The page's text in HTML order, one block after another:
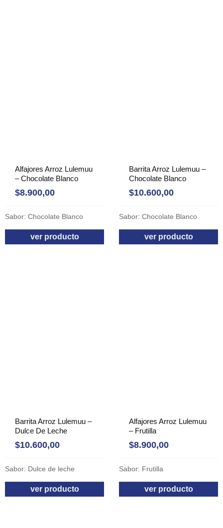
Alfajores Arroz Lulemuu
– Chocolate Blanco
$8.900,00
Sabor: Chocolate Blanco
ver producto
Barrita Arroz Lulemuu –
Chocolate Blanco
$10.600,00
Sabor: Chocolate Blanco
ver producto
Barrita Arroz Lulemuu –
Dulce De Leche
$10.600,00
Sabor: Dulce de leche
ver producto
Alfajores Arroz Lulemuu
– Frutilla
$8.900,00
Sabor: Frutilla
ver producto